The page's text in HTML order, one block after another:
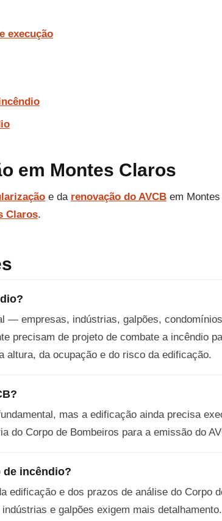
execução
em Montes Claros
e da renovação do AVCB em
Claros.
— empresas, indústrias, galpões,
precisam de projeto de combate a incêndio
altura, da ocupação e do risco da edificação.
mas a edificação ainda precisa
do Corpo de Bombeiros para a emissão do
de incêndio?
edificação e dos prazos de análise do Corpo
e galpões exigem mais